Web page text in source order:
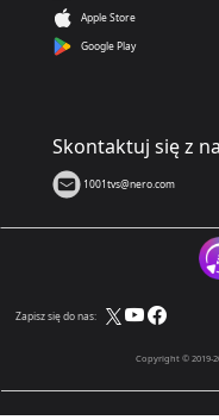
Apple Store
Google Play
Skontaktuj się z
1001tvs@nero.com
Zapisz się do nas:
Copyright © 2019-